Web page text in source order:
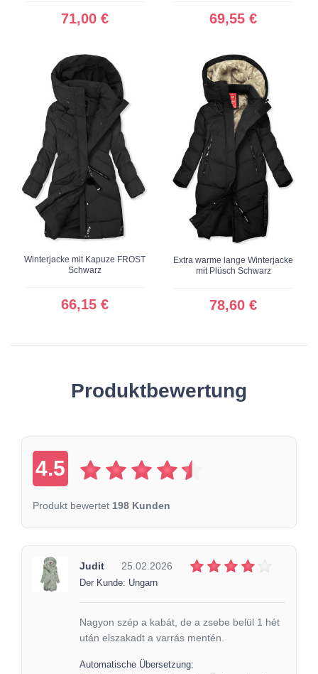
71,00 € 69,55 €
Winterjacke mit Kapuze FROST
Schwarz
66,15 €
Extra warme lange Winterjacke
mit Plüsch Schwarz
78,60 €
Produktbewertung
4.5
Produkt bewertet 198 Kunden
Judit 25.02.2026
Der Kunde: Ungarn
Nagyon szép a kabát, de a zsebe belül 1 hét
után elszakadt a varrás mentén.
Automatische Übersetzung: